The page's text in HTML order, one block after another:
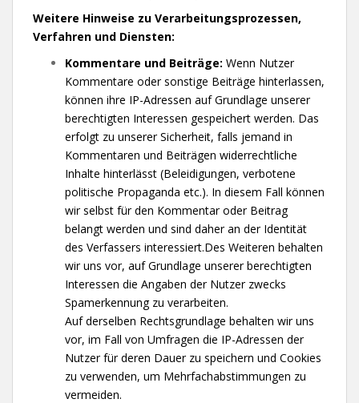
Weitere Hinweise zu Verarbeitungsprozessen,
Verfahren und Diensten:
Kommentare und Beiträge: Wenn Nutzer
Kommentare oder sonstige Beiträge hinterlassen,
können ihre IP-Adressen auf Grundlage unserer
berechtigten Interessen gespeichert werden. Das
erfolgt zu unserer Sicherheit, falls jemand in
Kommentaren und Beiträgen widerrechtliche
Inhalte hinterlässt (Beleidigungen, verbotene
politische Propaganda etc.). In diesem Fall können
wir selbst für den Kommentar oder Beitrag
belangt werden und sind daher an der Identität
des Verfassers interessiert.Des Weiteren behalten
wir uns vor, auf Grundlage unserer berechtigten
Interessen die Angaben der Nutzer zwecks
Spamerkennung zu verarbeiten.
Auf derselben Rechtsgrundlage behalten wir uns
vor, im Fall von Umfragen die IP-Adressen der
Nutzer für deren Dauer zu speichern und Cookies
zu verwenden, um Mehrfachabstimmungen zu
vermeiden.